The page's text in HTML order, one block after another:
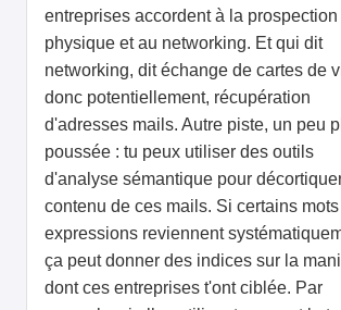
entreprises accordent à la prospection
physique et au networking. Et qui dit
networking, dit échange de cartes de
donc potentiellement, récupération
d'adresses mails. Autre piste, un peu
poussée : tu peux utiliser des outils
d'analyse sémantique pour
contenu de ces mails. Si certains mots
expressions reviennent
ça peut donner des indices sur la
dont ces entreprises t'ont ciblée. Par